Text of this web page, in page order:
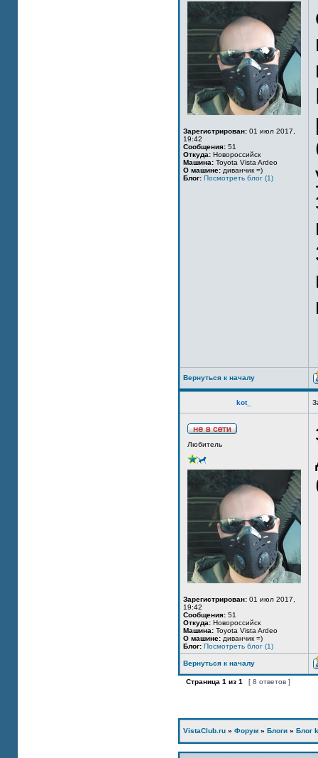
Зарегистрирован: 01 июл 2017,
19:42
Сообщения: 51
Откуда: Новороссийск
Машина: Toyota Vista Ardeo
О машине: диванчик =)
Блог: Посмотреть блог (1)
Вернуться к началу
kot_
Любитель
Зарегистрирован: 01 июл 2017,
19:42
Сообщения: 51
Откуда: Новороссийск
Машина: Toyota Vista Ardeo
О машине: диванчик =)
Блог: Посмотреть блог (1)
Вернуться к началу
Страница 1 из 1 [ 8 ответов ]
VistaClub.ru » Форум » Блоги » Блог